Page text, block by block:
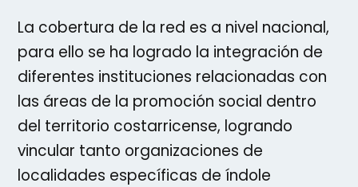
La cobertura de la red es a nivel nacional,
para ello se ha logrado la integración de
diferentes instituciones relacionadas con
las áreas de la promoción social dentro
del territorio costarricense, logrando
vincular tanto organizaciones de
localidades específicas de índole